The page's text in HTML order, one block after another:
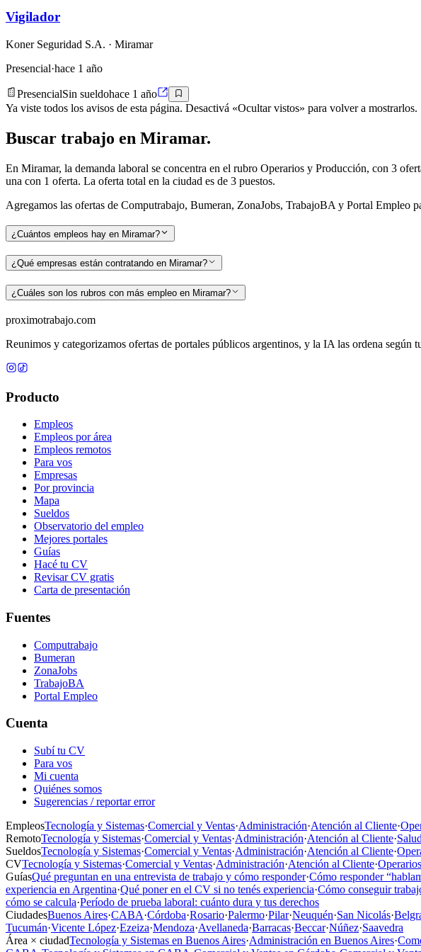
Vigilador
Koner Seguridad S.A. · Miramar
Presencial·hace 1 año
PresencialSin sueldohace 1 año
Ya viste todos los avisos de esta página. Desactivá «Ocultar vistos» para volver a mostrarlos.
Buscar trabajo en Miramar.
En Miramar, la demanda laboral se concentra en el rubro Operarios y Producción, con 3
una con 1 oferta. La oferta total en la ciudad es de 3 puestos.
Agregamos las ofertas de Computrabajo, Bumeran, ZonaJobs, TrabajoBA y Portal Empleo
¿Cuántos empleos hay en Miramar?
¿Qué empresas están contratando en Miramar?
¿Cuáles son los rubros con más empleo en Miramar?
proximotrabajo.com
Reunimos y categorizamos ofertas de portales públicos argentinos, y la IA las ordena
Producto
Empleos
Empleos por área
Empleos remotos
Para vos
Empresas
Por provincia
Mapa
Sueldos
Observatorio del empleo
Mejores portales
Guías
Hacé tu CV
Revisar CV gratis
Carta de presentación
Fuentes
Computrabajo
Bumeran
ZonaJobs
TrabajoBA
Portal Empleo
Cuenta
Subí tu CV
Para vos
Mi cuenta
Quiénes somos
Sugerencias / reportar error
EmpleosTecnología y Sistemas·Comercial y Ventas·Administración·Atención al Cliente·
RemotoTecnología y Sistemas·Comercial y Ventas·Administración·Atención al Cliente·Salud
SueldosTecnología y Sistemas·Comercial y Ventas·Administración·Atención al Cliente·
CVTecnología y Sistemas·Comercial y Ventas·Administración·Atención al Cliente·
GuíasQué preguntan en una entrevista de trabajo y cómo responder·Cómo responder
experiencia en Argentina·Qué poner en el CV si no tenés experiencia·Cómo conseguir
cómo se calcula·Período de prueba laboral: cuánto dura y tus derechos
CiudadesBuenos Aires·CABA·Córdoba·Rosario·Palermo·Pilar·Neuquén·San Nicolás·
Tucumán·Vicente López·Ezeiza·Mendoza·Avellaneda·Barracas·Beccar·Núñez·Saavedra
Área × ciudadTecnología y Sistemas en Buenos Aires·Administración en Buenos Aires·